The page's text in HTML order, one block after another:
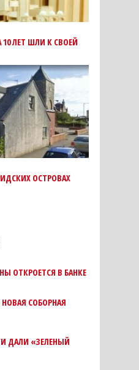
ЛЕТ ШЛИ К СВОЕЙ
ОСТРОВАХ
ОТКРОЕТСЯ В БАНКЕ
СОБОРНАЯ
ДАЛИ «ЗЕЛЕНЫЙ